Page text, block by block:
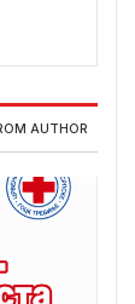
AUTHOR